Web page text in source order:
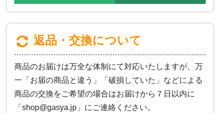
返品・交換について
商品のお届けは万全な体制にて対応いたしますが、万
一「お届の商品と違う」「破損していた」などによる
商品の交換をご希望の場合はお届けから７日以内に
「shop@gasya.jp」にご連絡ください。